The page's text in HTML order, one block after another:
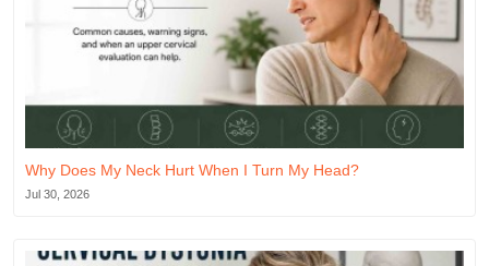
Why Does My Neck Hurt When I Turn My Head?
Jul 30, 2026